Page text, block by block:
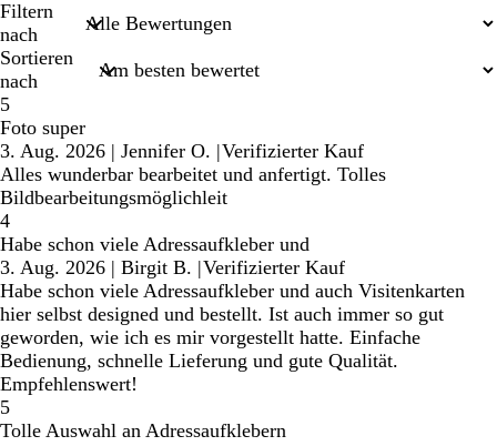
Sucheingaben
Filtern
nach
Sortieren
nach
5
Foto super
3. Aug. 2026 | Jennifer O. |Verifizierter Kauf
Alles wunderbar bearbeitet und anfertigt. Tolles
Bildbearbeitungsmöglichleit
4
Habe schon viele Adressaufkleber und
3. Aug. 2026 | Birgit B. |Verifizierter Kauf
Habe schon viele Adressaufkleber und auch Visitenkarten
hier selbst designed und bestellt. Ist auch immer so gut
geworden, wie ich es mir vorgestellt hatte. Einfache
Bedienung, schnelle Lieferung und gute Qualität.
Empfehlenswert!
5
Tolle Auswahl an Adressaufklebern